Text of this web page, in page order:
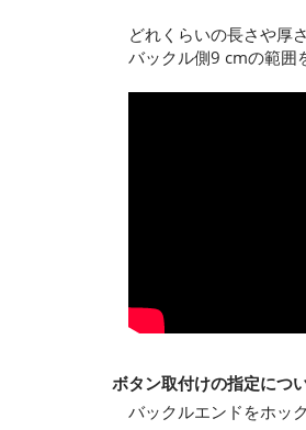
どれくらいの長さや厚
バックル側9 cmの範囲
ボタン取付けの指定につ
バックルエンドをホッ